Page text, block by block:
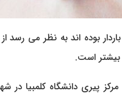
بوده اند به نظر می
بیشتر است.
پیری دانشگاه کلمبیا